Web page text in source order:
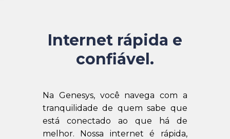
Internet rápida e
confiável.
Na Genesys, você navega com a
tranquilidade de quem sabe que
está conectado ao que há de
melhor. Nossa internet é rápida,